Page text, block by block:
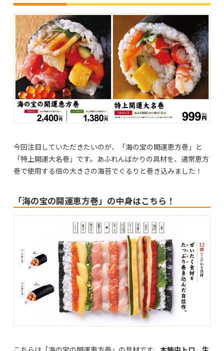
今回注目していただきたいのが、「海の宝の開運恵方巻」と
「特上開運大名巻」です。あふれんばかりの具材を、通常恵方
巻で使用する倍の大きさの海苔でぐるりと巻き込みました！
「海の宝の開運恵方巻」の中身はこちら！